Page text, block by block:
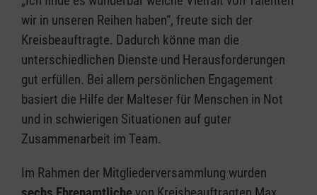
wir in unseren Reihen haben“, freute sich der
Kreisbeauftragte. Dadurch könne man die
unterschiedlichen Dienste und Herausforderungen
gut erfüllen. Bei allem persönlichen Engagement
basiert die Hilfe der Malteser für Menschen in Not
und in schwierigen Situationen auf guter
Zusammenarbeit im Team.
Im Rahmen der Mitgliederversammlung wurden